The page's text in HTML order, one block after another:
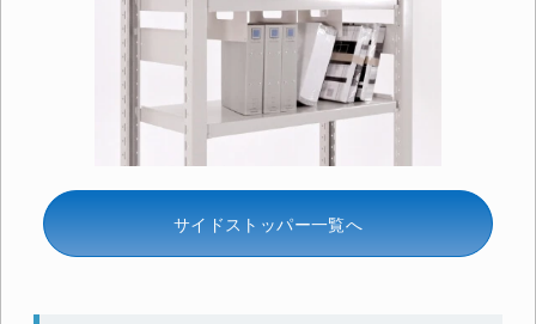
サイドストッパー一覧へ